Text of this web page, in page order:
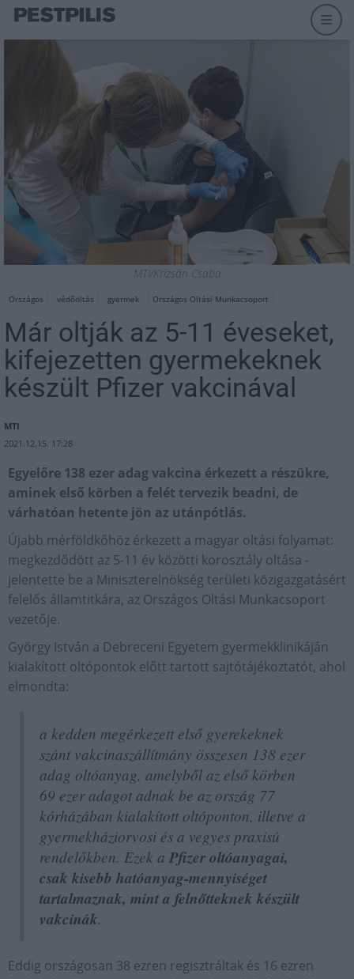
MTI/Krizsán Csaba
Országos védőoltás gyermek Országos Oltási Munkacsoport
Már oltják az 5-11 éveseket,
kifejezetten gyermekeknek
készült Pfizer vakcinával
MTI
2021.12.15. 17:28
Egyelőre 138 ezer adag vakcina érkezett a részükre,
aminek első körben a felét tervezik beadni, de
várhatóan hetente jön az utánpótlás.
Újabb mérföldkőhöz érkezett a magyar oltási folyamat:
megkezdődött az 5-11 év közötti korosztály oltása -
jelentette be a Miniszterelnökség területi közigazgatásért
felelős államtitkára, az Országos Oltási Munkacsoport
vezetője.
György István a Debreceni Egyetem gyermekklinikáján
kialakított oltópontok előtt tartott sajtótájékoztatót, ahol
elmondta:
a kedden megérkezett első gyerekeknek
szánt vakcinaszállítmány összesen 138 ezer
adag oltóanyag, amelyből az első körben
69 ezer adagot adnak be az ország 77
kórházában kialakított oltóponton, illetve a
gyermekháziorvosi és a vegyes praxisú
rendelőkben. Ezek a Pfizer oltóanyagai,
csak kisebb hatóanyag-mennyiséget
tartalmaznak, mint a felnőtteknek készült
vakcinák.
Eddig országosan 38 ezren regisztráltak és 16 ezren